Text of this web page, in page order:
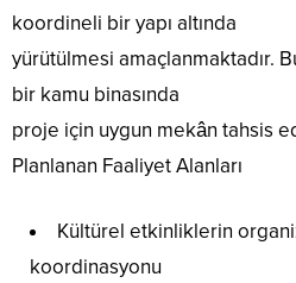
koordineli bir yapı altında
yürütülmesi amaçlanmaktadır.
bir kamu binasında
proje için uygun mekân tahsis
Planlanan Faaliyet Alanları
Kültürel etkinliklerin
koordinasyonu